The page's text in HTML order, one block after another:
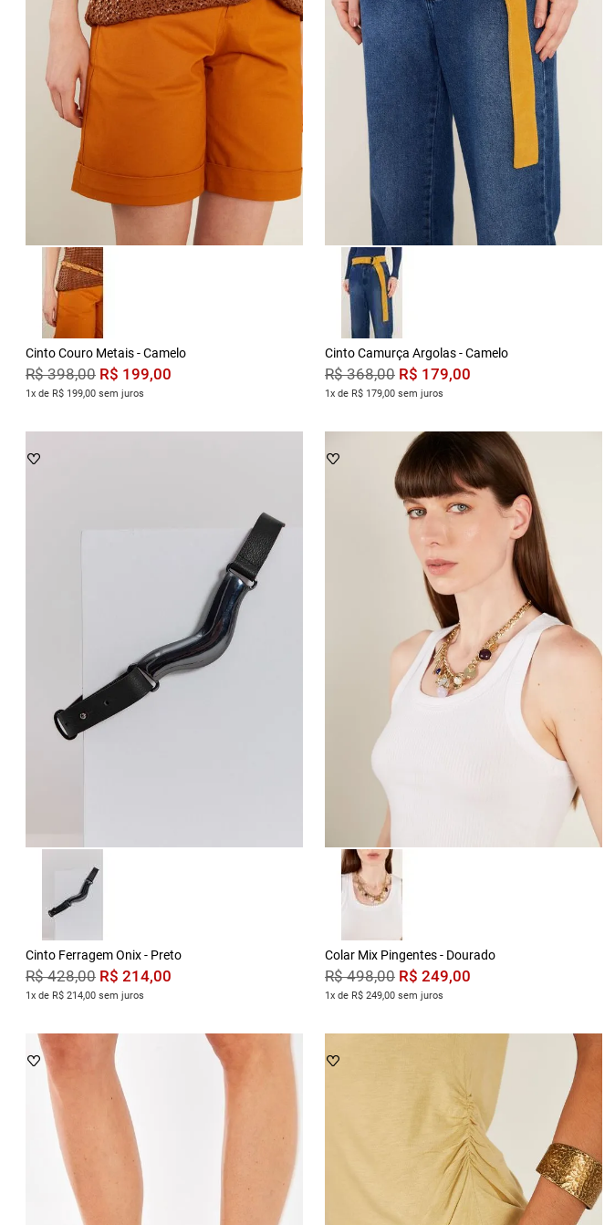
Cinto Couro Metais - Camelo
R$ 398,00 R$ 199,00
1x de R$ 199,00 sem juros
Cinto Camurça Argolas - Camelo
R$ 368,00 R$ 179,00
1x de R$ 179,00 sem juros
Cinto Ferragem Onix - Preto
R$ 428,00 R$ 214,00
1x de R$ 214,00 sem juros
Colar Mix Pingentes - Dourado
R$ 498,00 R$ 249,00
1x de R$ 249,00 sem juros